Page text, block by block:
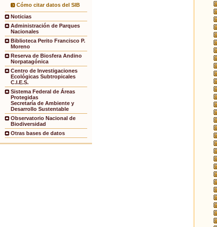
Cómo citar datos del SIB
Noticias
Administración de Parques
Nacionales
Biblioteca Perito Francisco P.
Moreno
Reserva de Biosfera Andino
Norpatagónica
Centro de Investigaciones
Ecológicas Subtropicales
C.I.E.S.
Sistema Federal de Áreas
Protegidas
Secretaría de Ambiente y
Desarrollo Sustentable
Observatorio Nacional de
Biodiversidad
Otras bases de datos